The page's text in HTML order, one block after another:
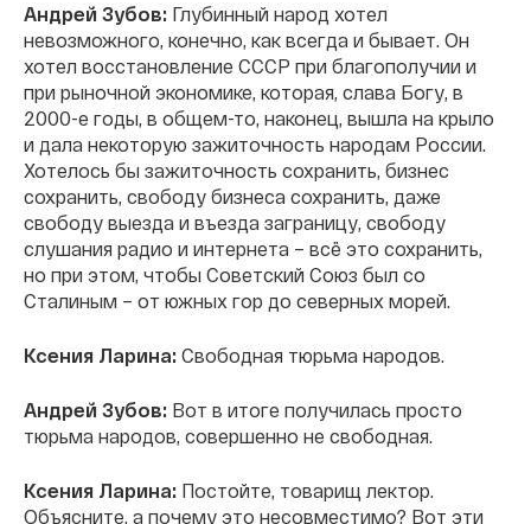
Андрей Зубов: Глубинный народ хотел
невозможного, конечно, как всегда и бывает. Он
хотел восстановление СССР при благополучии и
при рыночной экономике, которая, слава Богу, в
2000-е годы, в общем-то, наконец, вышла на крыло
и дала некоторую зажиточность народам России.
Хотелось бы зажиточность сохранить, бизнес
сохранить, свободу бизнеса сохранить, даже
свободу выезда и въезда заграницу, свободу
слушания радио и интернета – всё это сохранить,
но при этом, чтобы Советский Союз был со
Сталиным – от южных гор до северных морей.
Ксения Ларина: Свободная тюрьма народов.
Андрей Зубов: Вот в итоге получилась просто
тюрьма народов, совершенно не свободная.
Ксения Ларина: Постойте, товарищ лектор.
Объясните, а почему это несовместимо? Вот эти